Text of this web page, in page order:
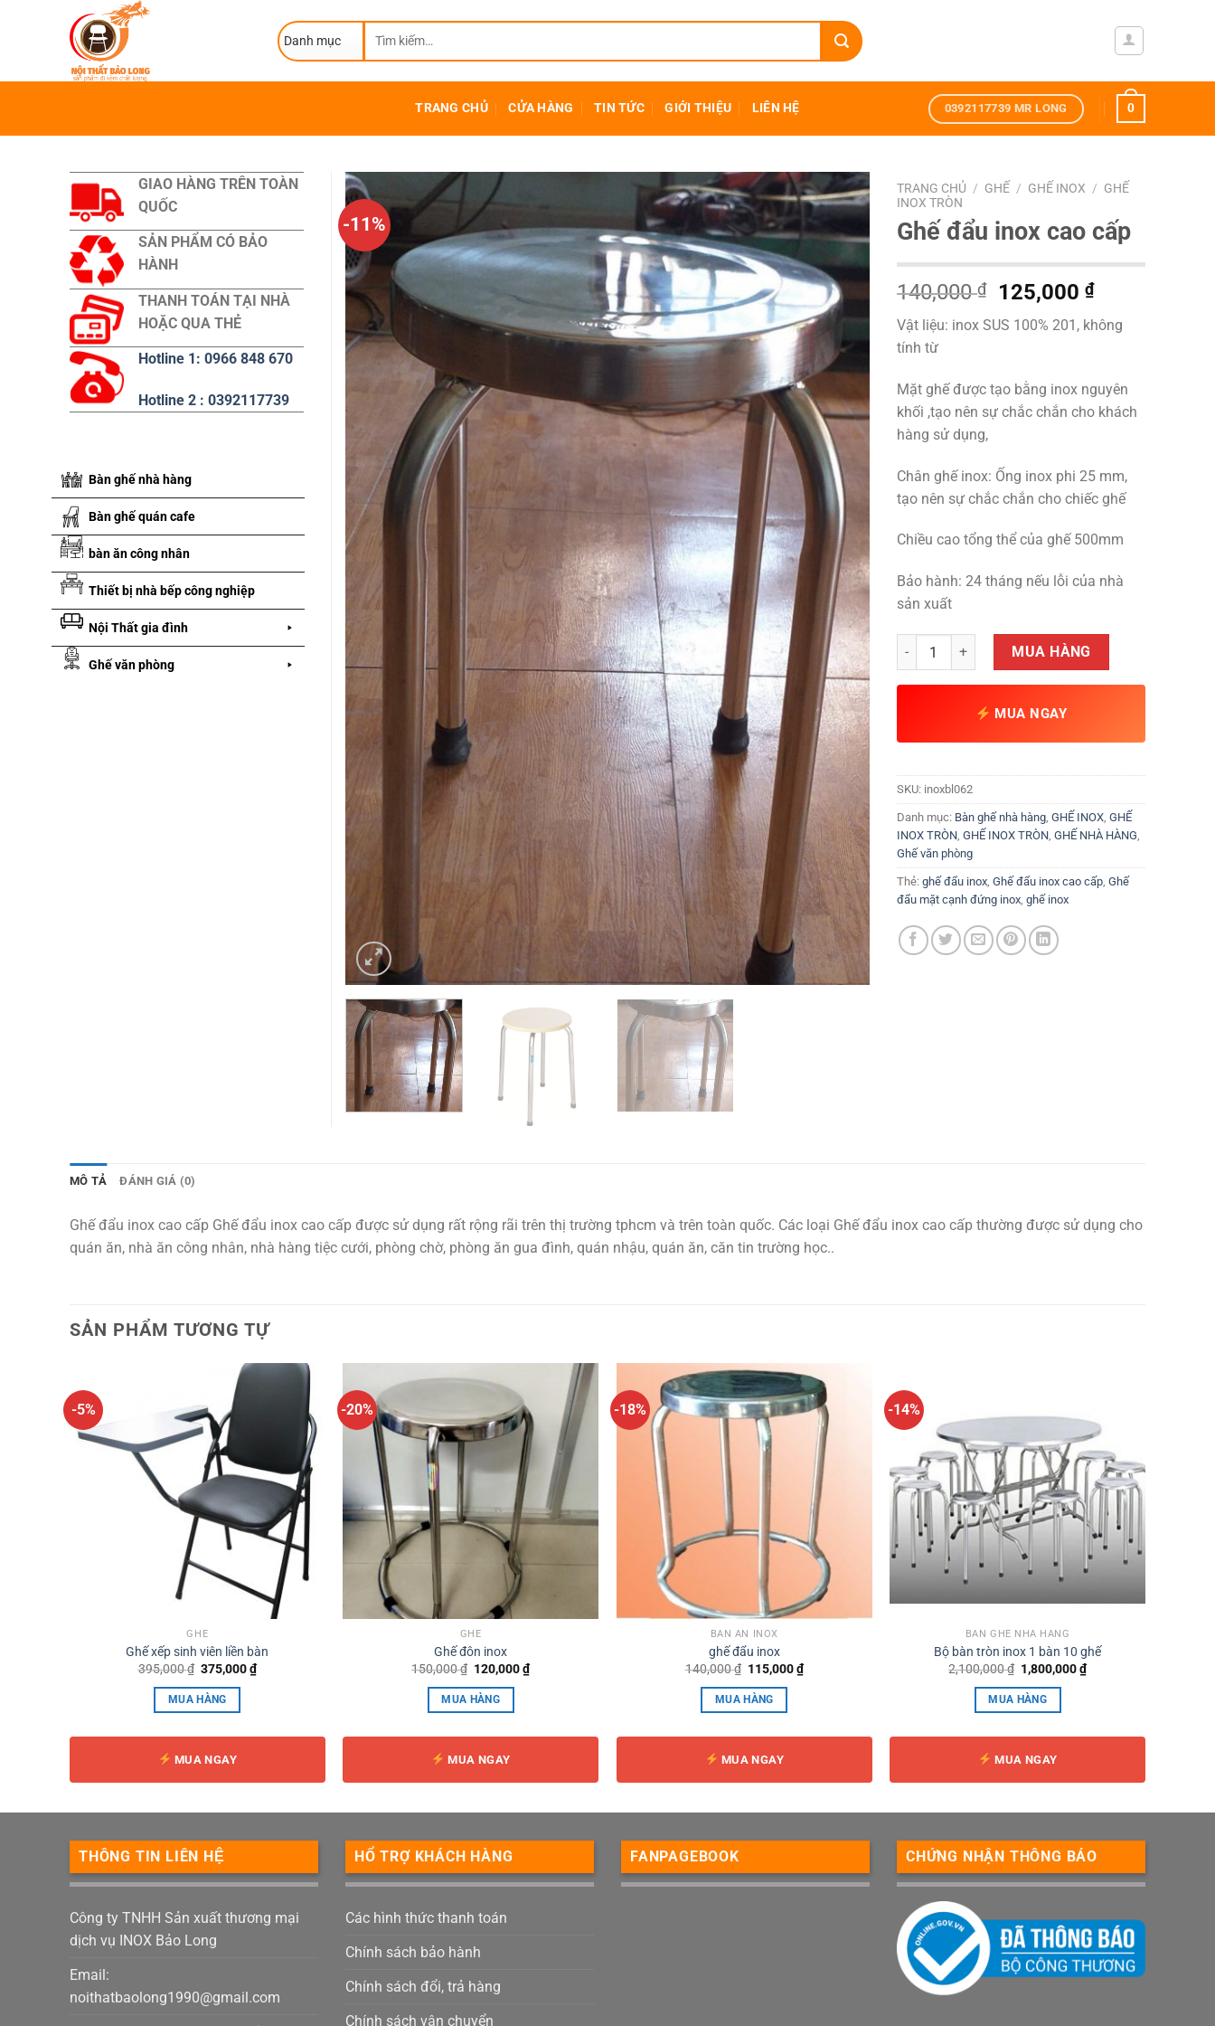
kiếm:
TRANG CHỦ CỬA HÀNG TIN TỨC GIỚI THIỆU LIÊN HỆ 0392117739 MR LONG 0
-11%
TRANG CHỦ / GHẾ / GHẾ INOX / GHẾ
INOX TRÒN
Ghế đẩu inox cao cấp
140,000₫
Giá
gốc
là:
125,000₫Giá
hiện
tại
125,000 ₫.
Vật liệu: inox SUS 100% 201, không
tính từ
Mặt ghế được tạo bằng inox nguyên
khối ,tạo nên sự chắc chắn cho khách
hàng sử dụng,
Chân ghế inox: Ống inox phi 25 mm,
tạo nên sự chắc chắn cho chiếc ghế
Chiều cao tổng thể của ghế 500mm
Bảo hành: 24 tháng nếu lỗi của nhà
sản xuất
Ghế đẩu inox cao cấp số lượng
MUA HÀNG
MUA NGAY
SKU: inoxbl062
Danh mục: Bàn ghế nhà hàng GHẾ INOX GHẾ
INOX TRÒN GHẾ INOX TRÒN GHẾ NHÀ HÀNG
Ghế văn phòng
Thẻ: ghế đẩu inox Ghế đẩu inox cao cấp Ghế
đẩu mặt cạnh đứng inox ghế inox
GIAO HÀNG TRÊN TOÀN
QUỐC
SẢN PHẨM CÓ BẢO
HÀNH
THANH TOÁN TẠI NHÀ
HOẶC QUA THẺ
Hotline 1: 0966 848 670
Hotline 2 : 0392117739
Bàn ghế nhà hàng
Bàn ghế quán cafe
bàn ăn công nhân
Thiết bị nhà bếp công nghiệp
Nội Thất gia đình
Ghế văn phòng
MÔ TẢ ĐÁNH GIÁ (0)
Ghế đẩu inox cao cấp Ghế đẩu inox cao cấp được sử dụng rất rộng rãi trên thị trường tphcm và trên toàn quốc. Các loại Ghế đẩu inox cao cấp thường được sử dụng cho
quán ăn, nhà ăn công nhân, nhà hàng tiệc cưới, phòng chờ, phòng ăn gua đình, quán nhậu, quán ăn, căn tin trường học..
SẢN PHẨM TƯƠNG TỰ
-5%
GHẾ
Ghế xếp sinh viên liền bàn
395,000₫ Giá
là:
395,000 ₫.
375,000₫Giá
hiện
MUA HÀNG
MUA NGAY
-20%
GHẾ
Ghế đôn inox
150,000₫ Giá
là:
150,000 ₫.
120,000₫Giá
hiện
MUA HÀNG
MUA NGAY
-18%
BÀN ĂN INOX
ghế đẩu inox
140,000₫ Giá
là:
140,000 ₫.
115,000₫Giá
hiện
MUA HÀNG
MUA NGAY
-14%
BÀN GHẾ NHÀ HÀNG
Bộ bàn tròn inox 1 bàn 10 ghế
2,100,000₫ Giá
là:
2,100,000 ₫.
1,800,000₫Giá
hiện
MUA HÀNG
MUA NGAY
THÔNG TIN LIÊN HỆ
Công ty TNHH Sản xuất thương mại
dịch vụ INOX Bảo Long
Email:
noithatbaolong1990@gmail.com
HỔ TRỢ KHÁCH HÀNG
Các hình thức thanh toán
Chính sách bảo hành
Chính sách đổi, trả hàng
Chính sách vận chuyển
FANPAGEBOOK CHỨNG NHẬN THÔNG BÁO